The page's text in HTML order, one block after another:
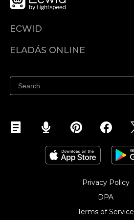
ECWID
Árkalkuláció
ELADÁS ONLINE
Eladás a Facebookon
Eladás Instagramon
Privacy Policy
DPA
Terms of Service